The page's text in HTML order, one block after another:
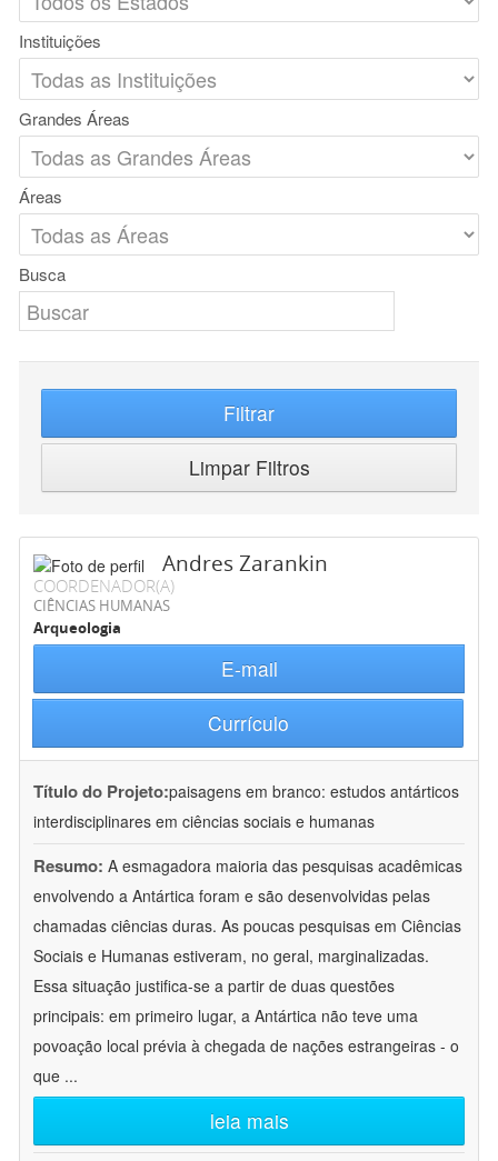
Instituições
Grandes Áreas
Áreas
Busca
Filtrar
Limpar Filtros
Andres Zarankin
COORDENADOR(A)
CIÊNCIAS HUMANAS
Arqueologia
E-mail
Currículo
Título do Projeto:paisagens em branco: estudos antárticos
interdisciplinares em ciências sociais e humanas
Resumo: A esmagadora maioria das pesquisas acadêmicas
envolvendo a Antártica foram e são desenvolvidas pelas
chamadas ciências duras. As poucas pesquisas em Ciências
Sociais e Humanas estiveram, no geral, marginalizadas.
Essa situação justifica-se a partir de duas questões
principais: em primeiro lugar, a Antártica não teve uma
povoação local prévia à chegada de nações estrangeiras - o
que ...
leia mais